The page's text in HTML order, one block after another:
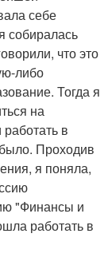
себе
собиралась
что это
либо
Тогда я
на
в
было. Проходив
я поняла,
"Финансы и
работать в